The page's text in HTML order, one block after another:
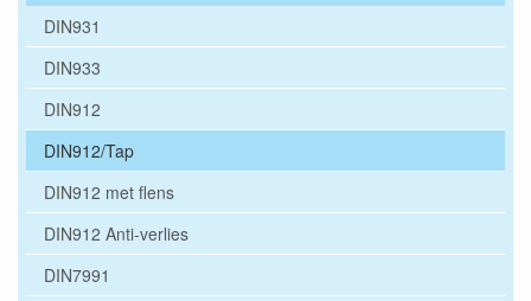
DIN931
DIN933
DIN912
DIN912/Tap
DIN912 met flens
DIN912 Anti-verlies
DIN7991